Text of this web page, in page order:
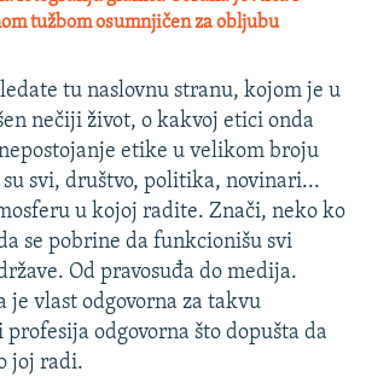
tužbom osumnjičen za obljubu
tu naslovnu stranu, kojom je u
nečiji život, o kakvoj etici onda
etike u velikom broju
svi, društvo, politika, novinari...
u kojoj radite. Znači, neko ko
se pobrine da funkcionišu svi
Od pravosuđa do medija.
je vlast odgovorna za takvu
odgovorna što dopušta da
joj radi.